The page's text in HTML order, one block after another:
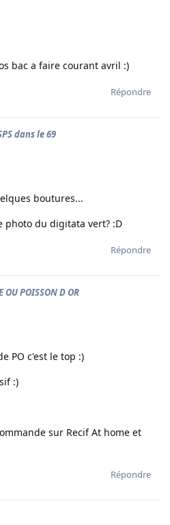
bac a faire courant avril :)
Répondre
dans le 69
boutures...
photo du digitata vert? :D
Répondre
OU POISSON D OR
PO c'est le top :)
:)
sur Recif At home et
Répondre